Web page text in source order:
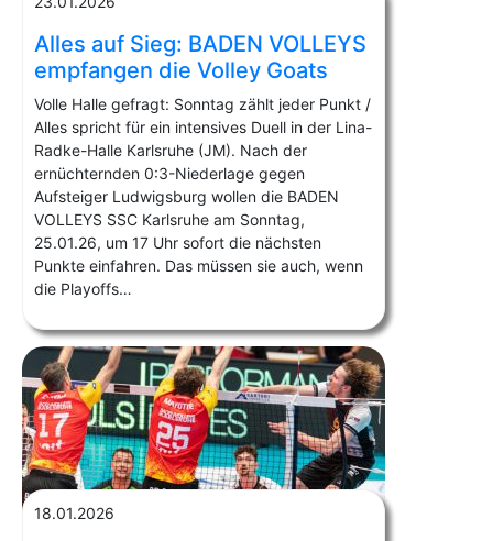
Alles auf Sieg: BADEN VOLLEYS
empfangen die Volley Goats
Volle Halle gefragt: Sonntag zählt jeder Punkt /
Alles spricht für ein intensives Duell in der Lina-
Radke-Halle Karlsruhe (JM). Nach der
ernüchternden 0:3-Niederlage gegen
Aufsteiger Ludwigsburg wollen die BADEN
VOLLEYS SSC Karlsruhe am Sonntag,
25.01.26, um 17 Uhr sofort die nächsten
Punkte einfahren. Das müssen sie auch, wenn
die Playoffs…
18.01.2026